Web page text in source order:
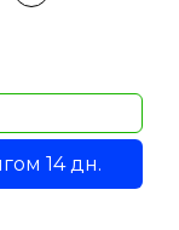
14 дн.